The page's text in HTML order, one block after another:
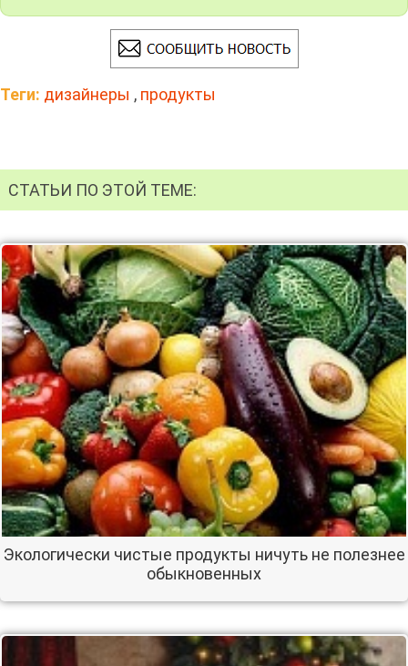
Теги: дизайнеры , продукты
СТАТЬИ ПО ЭТОЙ ТЕМЕ:
Экологически чистые продукты ничуть не полезнее
обыкновенных